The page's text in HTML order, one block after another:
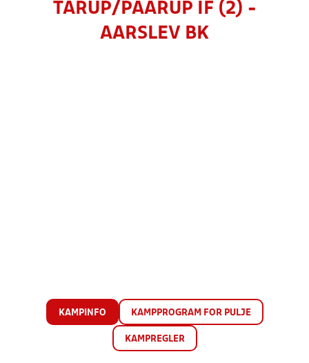
TARUP/PAARUP IF (2) -
AARSLEV BK
KAMPINFO KAMPPROGRAM FOR PULJE
KAMPREGLER